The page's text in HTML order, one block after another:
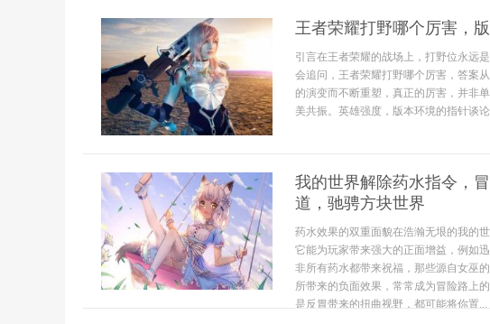
王者荣耀打野哪个厉害，
引言在王者荣耀的战场上，打野位永远
会追问，王者荣耀打野哪个厉害，答案
的演变而不断重塑，真正的厉害，并非
美共振。英雄强度，版本环境的指针谈
我的世界解除药水指令，
道，驰骋方块世界
药水效果的双重面貌在浩瀚无垠的我的
它能为玩家带来强大的正面增益，例如
非所有药水都带来祝福，那些源自女巫
所带来的负面效果，常常成为冒险路上
是反胃带来的扭曲视野，都可能将你置...